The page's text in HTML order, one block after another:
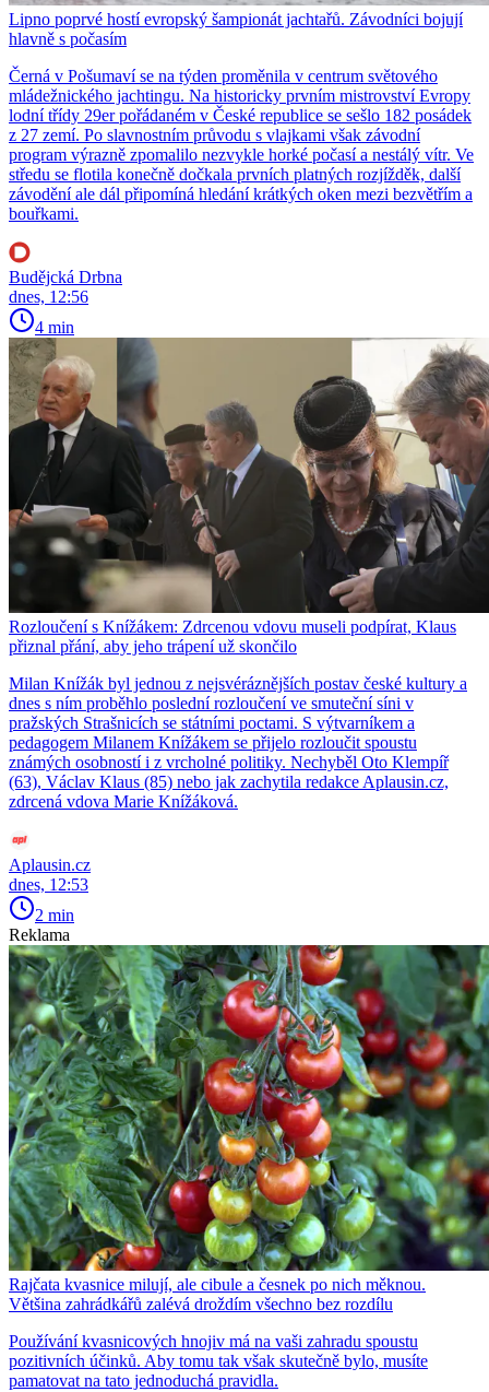
Lipno poprvé hostí evropský šampionát jachtařů. Závodníci bojují
hlavně s počasím
Černá v Pošumaví se na týden proměnila v centrum světového
mládežnického jachtingu. Na historicky prvním mistrovství Evropy
lodní třídy 29er pořádaném v České republice se sešlo 182 posádek
z 27 zemí. Po slavnostním průvodu s vlajkami však závodní
program výrazně zpomalilo nezvykle horké počasí a nestálý vítr. Ve
středu se flotila konečně dočkala prvních platných rozjížděk, další
závodění ale dál připomíná hledání krátkých oken mezi bezvětřím a
bouřkami.
Budějcká Drbna
dnes, 12:56
4 min
Rozloučení s Knížákem: Zdrcenou vdovu museli podpírat, Klaus
přiznal přání, aby jeho trápení už skončilo
Milan Knížák byl jednou z nejsvéráznějších postav české kultury a
dnes s ním proběhlo poslední rozloučení ve smuteční síni v
pražských Strašnicích se státními poctami. S výtvarníkem a
pedagogem Milanem Knížákem se přijelo rozloučit spoustu
známých osobností i z vrcholné politiky. Nechyběl Oto Klempíř
(63), Václav Klaus (85) nebo jak zachytila redakce Aplausin.cz,
zdrcená vdova Marie Knížáková.
Aplausin.cz
dnes, 12:53
2 min
Reklama
Rajčata kvasnice milují, ale cibule a česnek po nich měknou.
Většina zahrádkářů zalévá droždím všechno bez rozdílu
Používání kvasnicových hnojiv má na vaši zahradu spoustu
pozitivních účinků. Aby tomu tak však skutečně bylo, musíte
pamatovat na tato jednoduchá pravidla.